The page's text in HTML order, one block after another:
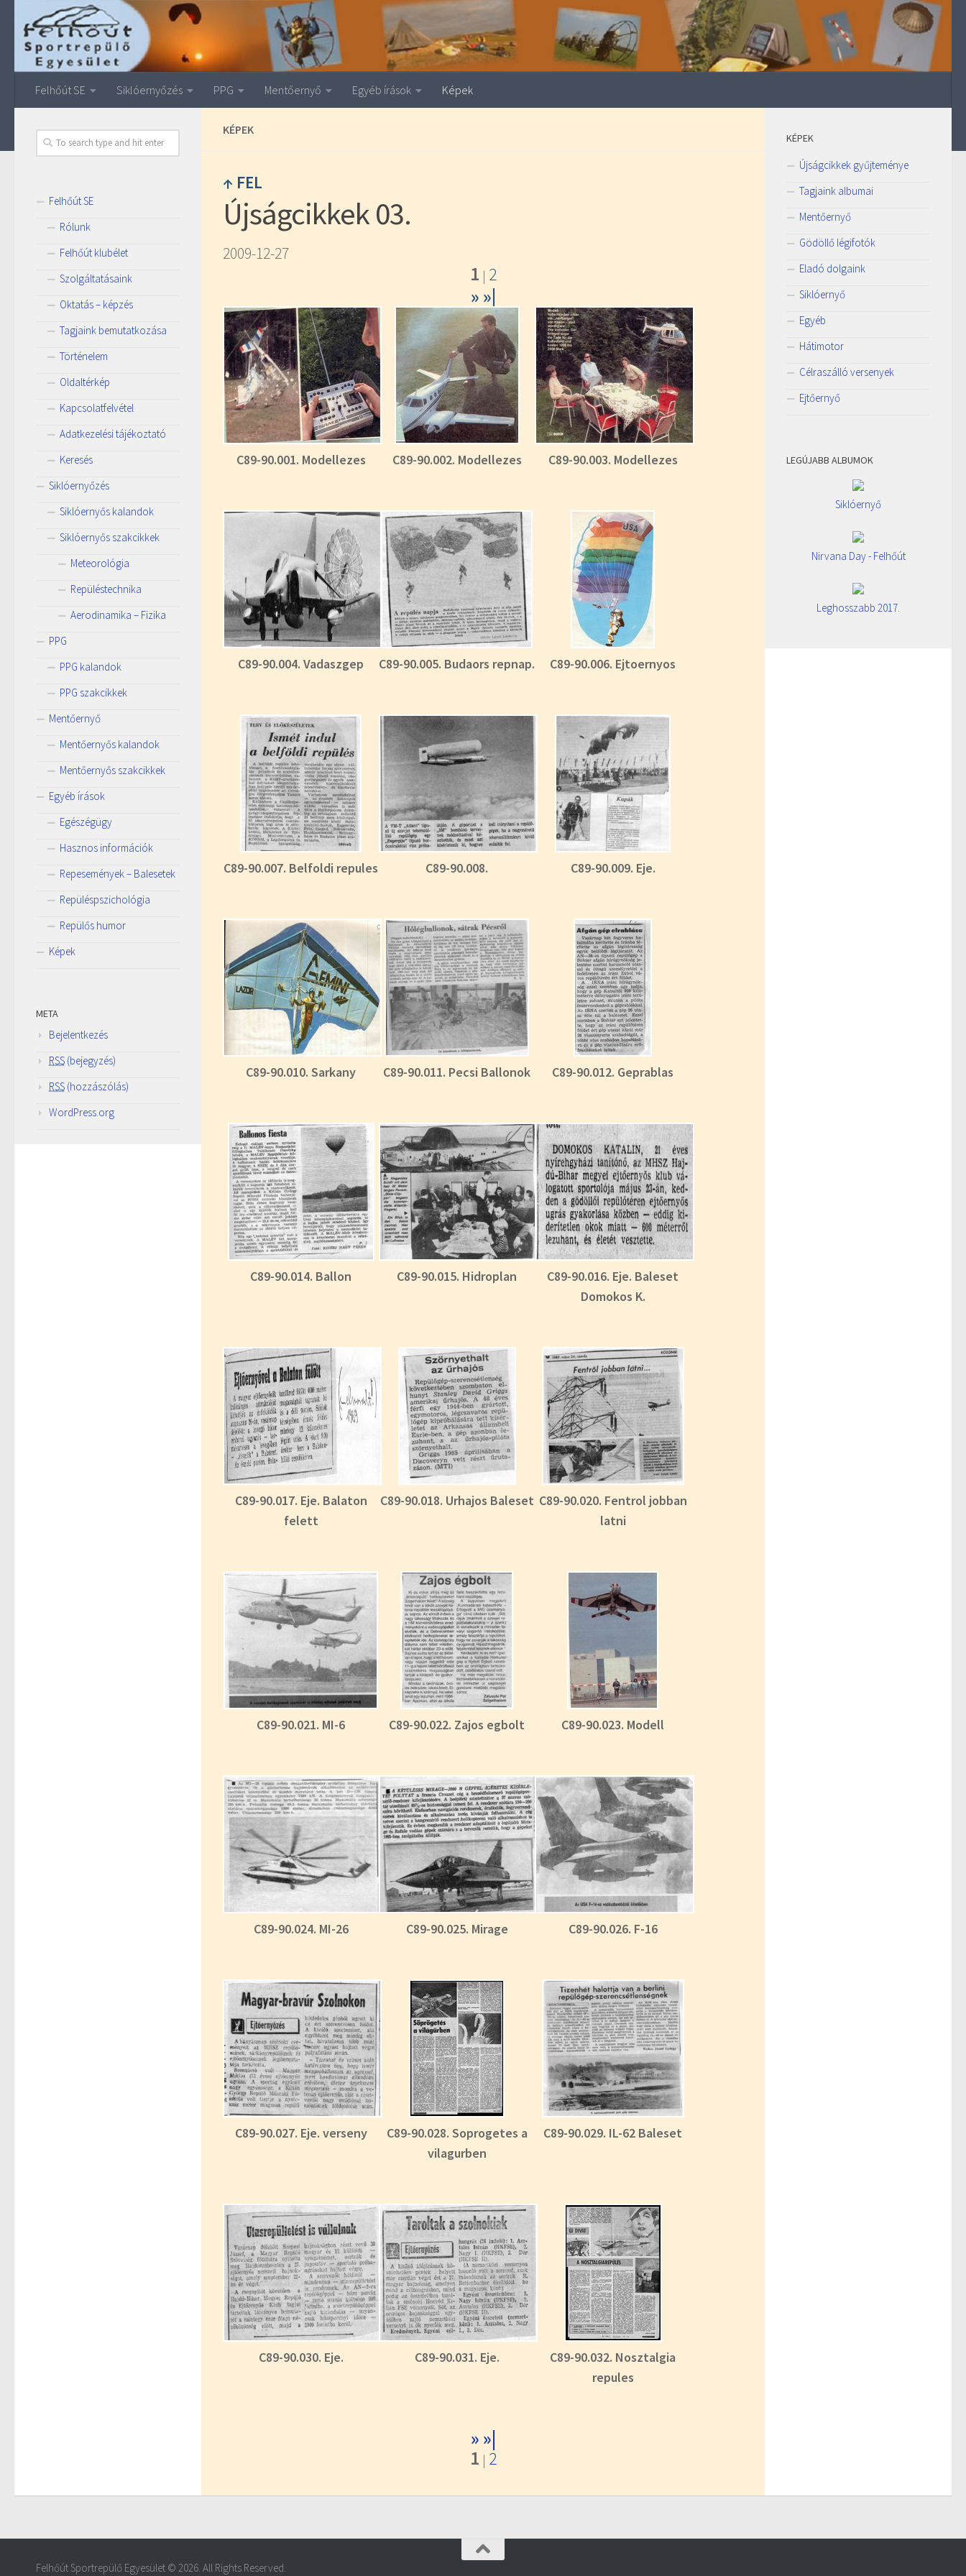
Felhőút SE Siklóernyőzés PPG Mentőernyő Egyéb írások Képek
KÉPEK
↑ FEL
Újságcikkek 03.
2009-12-27
1 | 2
» »|
C89-90.001. Modellezes C89-90.002. Modellezes C89-90.003. Modellezes
C89-90.004. Vadaszgep C89-90.005. Budaors repnap. C89-90.006. Ejtoernyos
C89-90.007. Belfoldi repules C89-90.008. C89-90.009. Eje.
C89-90.010. Sarkany C89-90.011. Pecsi Ballonok C89-90.012. Geprablas
C89-90.014. Ballon C89-90.015. Hidroplan
C89-90.016. Eje. Baleset
Domokos K.
C89-90.017. Eje. Balaton
felett
C89-90.018. Urhajos Baleset C89-90.020. Fentrol jobban
latni
C89-90.021. MI-6 C89-90.022. Zajos egbolt C89-90.023. Modell
C89-90.024. MI-26 C89-90.025. Mirage C89-90.026. F-16
C89-90.027. Eje. verseny
C89-90.028. Soprogetes a
vilagurben
C89-90.029. IL-62 Baleset
C89-90.030. Eje. C89-90.031. Eje.
C89-90.032. Nosztalgia
repules
» »|
1 | 2
Felhőút SE
Rólunk
Felhőút klubélet
Szolgáltatásaink
Oktatás – képzés
Tagjaink bemutatkozása
Történelem
Oldaltérkép
Kapcsolatfelvétel
Adatkezelési tájékoztató
Keresés
Siklóernyőzés
Siklóernyős kalandok
Siklóernyős szakcikkek
Meteorológia
Repüléstechnika
Aerodinamika – Fizika
PPG
PPG kalandok
PPG szakcikkek
Mentőernyő
Mentőernyős kalandok
Mentőernyős szakcikkek
Egyéb írások
Egészégügy
Hasznos információk
Repesemények – Balesetek
Repüléspszichológia
Repülős humor
Képek
META
Bejelentkezés
RSS (bejegyzés)
RSS (hozzászólás)
WordPress.org
KÉPEK
Újságcikkek gyűjteménye
Tagjaink albumai
Mentőernyő
Gödöllő légifotók
Eladó dolgaink
Siklóernyő
Egyéb
Hátimotor
Célraszálló versenyek
Ejtőernyő
LEGÚJABB ALBUMOK
Siklóernyő
Nirvana Day - Felhőút
Leghosszabb 2017.
Felhőút Sportrepülő Egyesület © 2026. All Rights Reserved.